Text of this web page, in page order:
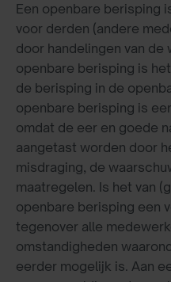
Een openbare berisping
voor derden (andere
door handelingen van de
openbare berisping is
de berisping in de
openbare berisping is
omdat de eer en goede
aangetast worden door
misdraging, de
maatregelen. Is het van
openbare berisping een
tegenover alle
omstandigheden
eerder mogelijk is. Aan